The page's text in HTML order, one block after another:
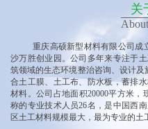
关
重庆高硕新型材料有限公司 成
沙万胜创业园 。公司多年来专注于
筑领域的生态环境整治咨询、设计及
合土工膜、土工布、防水板，蓄排
材料。公司占地面积20000平方米，
称的专业技术人员26名，是中国西
区土工材料规模最大，最为专业的土